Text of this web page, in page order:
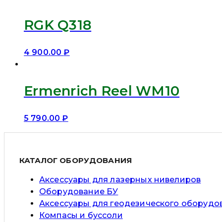
RGK Q318
4 900.00₽
Ermenrich Reel WM10
5 790.00₽
КАТАЛОГ ОБОРУДОВАНИЯ
Аксессуары для лазерных нивелиров
Оборудование БУ
Аксессуары для геодезического
Компасы и буссоли